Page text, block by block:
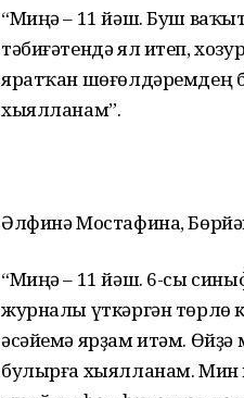
“Миңә – 11 йәш. Буш
тәбиғәтендә ял итеп,
яратҡан шөғөлдәремдең
хыялланам”.
Әлфинә Мостафина,
“Миңә – 11 йәш. 6-сы
журналы үткәргән төрлө
әсәйемә ярҙам итәм.
булырға хыялланам. Мин